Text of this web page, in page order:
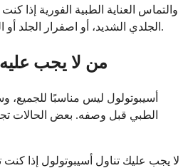
والتماس العناية الطبية الفورية إذا
الجلدي الشديد، أو اصفرار الجلد أو العينين، أو الضعف غير المعتاد.
من لا يجب عليه
أسيبوتولول ليس مناسبًا للجميع،
الطبي قبل وصفه. بعض الحالات
لا يجب عليك تناول أسيبوتولول إذا